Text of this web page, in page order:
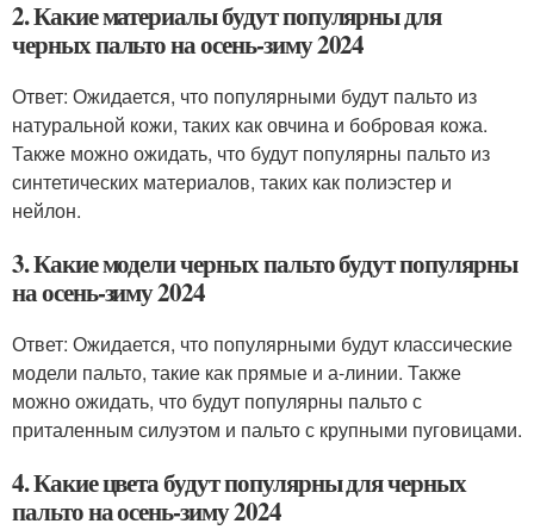
2. Какие материалы будут популярны для
черных пальто на осень-зиму 2024
Ответ: Ожидается, что популярными будут пальто из
натуральной кожи, таких как овчина и бобровая кожа.
Также можно ожидать, что будут популярны пальто из
синтетических материалов, таких как полиэстер и
нейлон.
3. Какие модели черных пальто будут популярны
на осень-зиму 2024
Ответ: Ожидается, что популярными будут классические
модели пальто, такие как прямые и а-линии. Также
можно ожидать, что будут популярны пальто с
приталенным силуэтом и пальто с крупными пуговицами.
4. Какие цвета будут популярны для черных
пальто на осень-зиму 2024